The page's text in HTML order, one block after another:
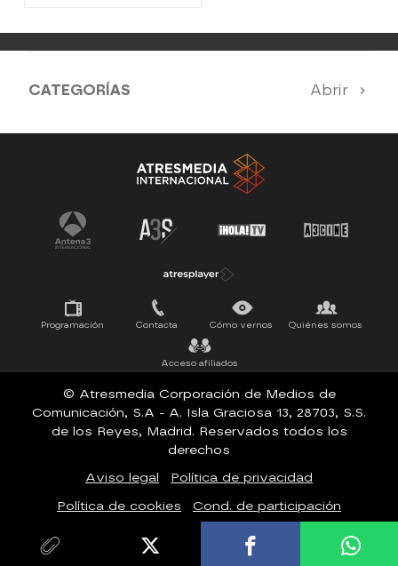
CATEGORÍAS Abrir
Antena 3 Noticias El Hormiguero
La Ruleta de la Suerte Tu cara me suena
Pasapalabra
Programación Contacta Cómo vernos Quiénes somos
Acceso afiliados
© Atresmedia Corporación de Medios de
Comunicación, S.A - A. Isla Graciosa 13, 28703, S.S.
de los Reyes, Madrid. Reservados todos los
derechos
Aviso legal
Política de privacidad
Política de cookies
Cond. de participación
Configuración de privacidad
Accesibilidad